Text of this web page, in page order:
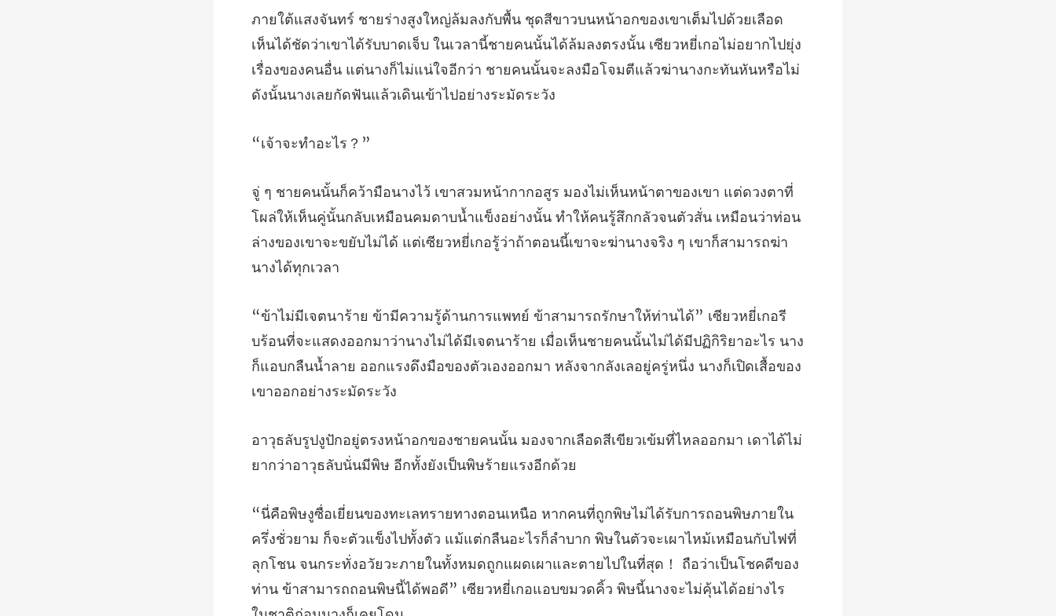
ับบาดเจ็บ ในเวลานี้ชายคนนั้นได้ล้มลงตรงนั้น เซียวหยี่เกอไม่อยากไปยุ่ง
เรื่องของคนอื่น แต่นางก็ไม่แน่ใจ
จะทำอ
เห็นคู่นั้นกลับเหมือนคมดาบน้ำแข็งอย่างนั้น ทำให้คนรู้สึกกลัวจนตัวสั่น เหมือนว่าท่อน
ล่างของ
จะแสดงออกมาว่านางไม่ได้มีเจตนาร้าย เมื่อเห็นชายคนนั้นไม่ได้มีปฏิกิริยาอะไร นาง
ก็แอบกลืนน้ำลา
ากเลือดสีเขียวเข้มที่ไหลออกมา เดาได้ไม่
ยากว่าอ
้แต่กลืนอะไรก็ลำบาก พิษในตัวจะเผาไหม้เหมือนกับไฟที่
ลุกโชน จนกระทั่งอวัยวะภายในทั้งหมดถูกแผดเผาและตายไปในที่สุด！ ถือว่า